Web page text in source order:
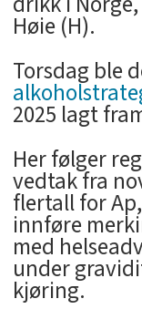
Høie (H).
Torsdag ble
2025 lagt
Her følger
vedtak fra
flertall for
innføre
med
under
kjøring.